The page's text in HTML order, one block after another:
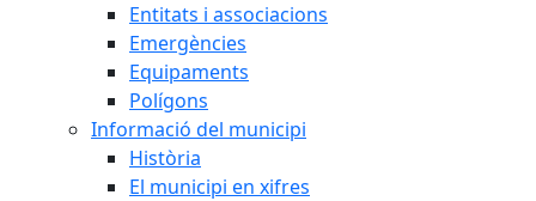
Entitats i associacions
Emergències
Equipaments
Polígons
Informació del municipi
Història
El municipi en xifres